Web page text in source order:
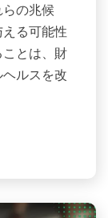
の兆候
る可能性
とは、財
ルスを改